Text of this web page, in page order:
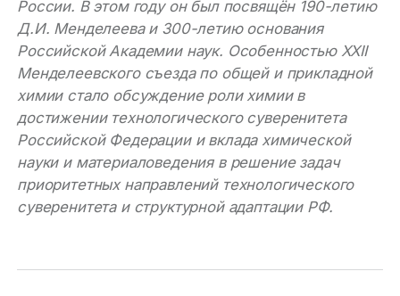
России. В этом году он был посвящён 190-летию
Д.И. Менделеева и 300-летию основания
Российской Академии наук. Особенностью XXII
Менделеевского съезда по общей и прикладной
химии стало обсуждение роли химии в
достижении технологического суверенитета
Российской Федерации и вклада химической
науки и материаловедения в решение задач
приоритетных направлений технологического
суверенитета и структурной адаптации РФ.